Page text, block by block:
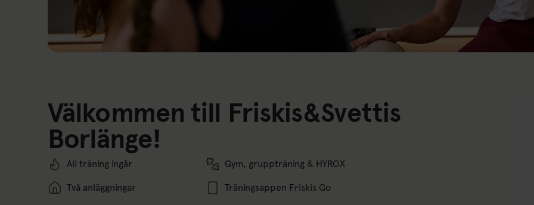
Välkommen till Friskis&Svettis
Borlänge!
All träning ingår Gym, gruppträning & HYROX
Två anläggningar Träningsappen Friskis Go